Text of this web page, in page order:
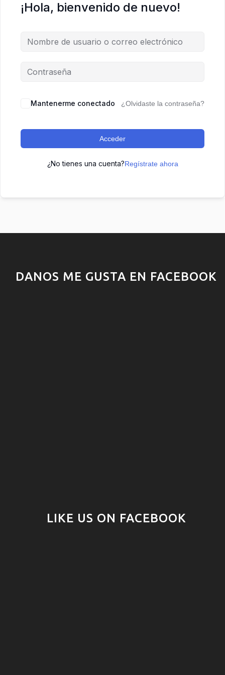
¡Hola, bienvenido de nuevo!
Mantenerme conectado ¿Olvidaste la contraseña?
Acceder
¿No tienes una cuenta?Regístrate ahora
DANOS ME GUSTA EN FACEBOOK
LIKE US ON FACEBOOK